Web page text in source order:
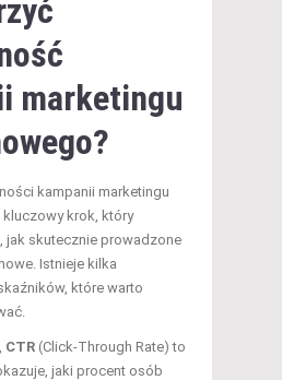
marketingu
kampanii marketingu
krok, który
jak skutecznie prowadzone
Istnieje kilka
które warto
CTR (Click-Through Rate) to
jaki procent osób